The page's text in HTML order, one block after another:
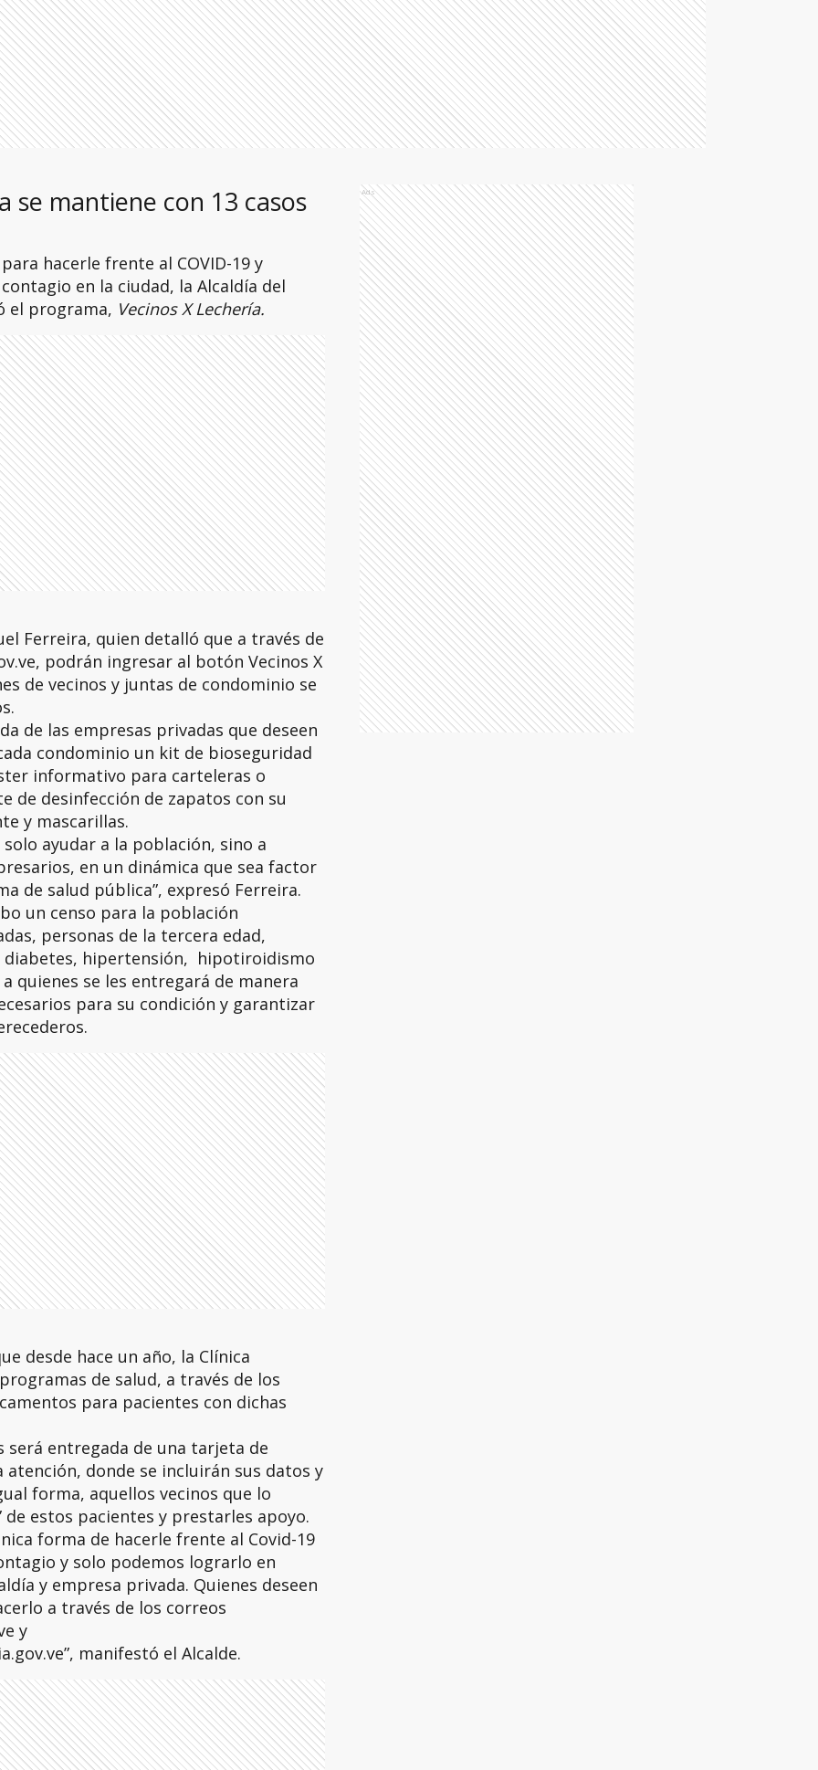
se mantiene con 13 casos
hacerle frente al COVID-19 y
en la ciudad, la Alcaldía del
el programa, Vecinos X Lechería.
Ferreira, quien detalló que a través de
podrán ingresar al botón Vecinos X
de vecinos y juntas de condominio se
de las empresas privadas que deseen
condominio un kit de bioseguridad
informativo para carteleras o
de desinfección de zapatos con su
y mascarillas.
ayudar a la población, sino a
en un dinámica que sea factor
de salud pública”, expresó Ferreira.
un censo para la población
personas de la tercera edad,
hipertensión, hipotiroidismo
quienes se les entregará de manera
para su condición y garantizar
desde hace un año, la Clínica
de salud, a través de los
para pacientes con dichas
será entregada de una tarjeta de
donde se incluirán sus datos y
forma, aquellos vecinos que lo
de estos pacientes y prestarles apoyo.
forma de hacerle frente al Covid-19
y solo podemos lograrlo en
y empresa privada. Quienes deseen
a través de los correos
y
manifestó el Alcalde.
Ads